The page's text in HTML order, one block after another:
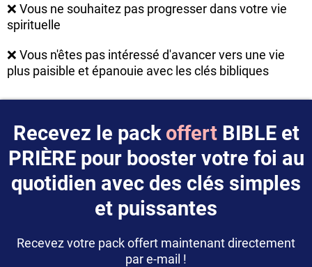
❌ Vous ne souhaitez pas progresser dans votre vie
spirituelle
❌ Vous n'êtes pas intéressé d'avancer vers une vie
plus paisible et épanouie avec les clés bibliques
Recevez le pack offert BIBLE et
PRIÈRE pour booster votre foi au
quotidien avec des clés simples
et puissantes
Recevez votre pack offert maintenant directement
par e-mail !